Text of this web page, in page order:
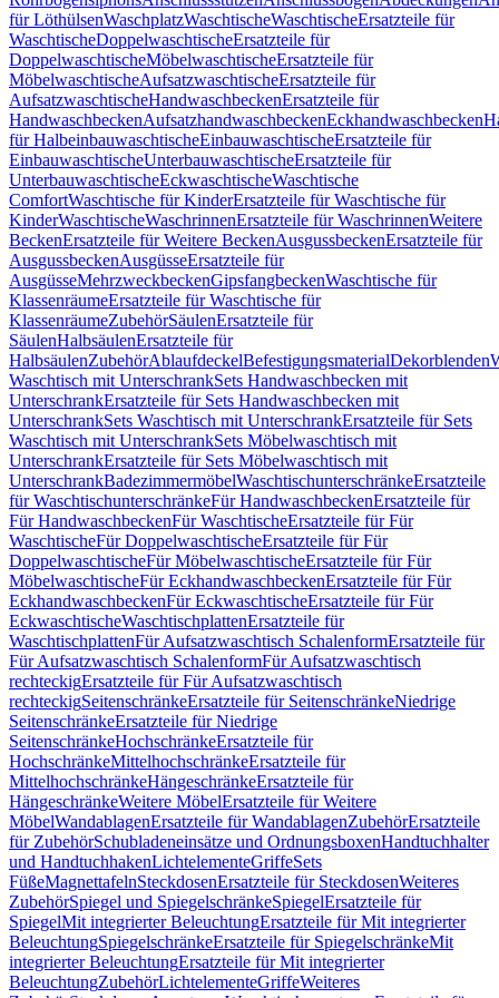
für LöthülsenWaschplatzWaschtischeWaschtischeErsatzteile für
WaschtischeDoppelwaschtischeErsatzteile für
DoppelwaschtischeMöbelwaschtischeErsatzteile für
MöbelwaschtischeAufsatzwaschtischeErsatzteile für
AufsatzwaschtischeHandwaschbeckenErsatzteile für
HandwaschbeckenAufsatzhandwaschbeckenEckhandwaschbecken
für HalbeinbauwaschtischeEinbauwaschtischeErsatzteile für
EinbauwaschtischeUnterbauwaschtischeErsatzteile für
UnterbauwaschtischeEckwaschtischeWaschtische
ComfortWaschtische für KinderErsatzteile für Waschtische für
KinderWaschtischeWaschrinnenErsatzteile für WaschrinnenWeitere
BeckenErsatzteile für Weitere BeckenAusgussbeckenErsatzteile für
AusgussbeckenAusgüsseErsatzteile für
AusgüsseMehrzweckbeckenGipsfangbeckenWaschtische für
KlassenräumeErsatzteile für Waschtische für
KlassenräumeZubehörSäulenErsatzteile für
SäulenHalbsäulenErsatzteile für
HalbsäulenZubehörAblaufdeckelBefestigungsmaterialDekorblenden
Waschtisch mit UnterschrankSets Handwaschbecken mit
UnterschrankErsatzteile für Sets Handwaschbecken mit
UnterschrankSets Waschtisch mit UnterschrankErsatzteile für Sets
Waschtisch mit UnterschrankSets Möbelwaschtisch mit
UnterschrankErsatzteile für Sets Möbelwaschtisch mit
UnterschrankBadezimmermöbelWaschtischunterschränkeErsatzteile
für WaschtischunterschränkeFür HandwaschbeckenErsatzteile für
Für HandwaschbeckenFür WaschtischeErsatzteile für Für
WaschtischeFür DoppelwaschtischeErsatzteile für Für
DoppelwaschtischeFür MöbelwaschtischeErsatzteile für Für
MöbelwaschtischeFür EckhandwaschbeckenErsatzteile für Für
EckhandwaschbeckenFür EckwaschtischeErsatzteile für Für
EckwaschtischeWaschtischplattenErsatzteile für
WaschtischplattenFür Aufsatzwaschtisch SchalenformErsatzteile für
Für Aufsatzwaschtisch SchalenformFür Aufsatzwaschtisch
rechteckigErsatzteile für Für Aufsatzwaschtisch
rechteckigSeitenschränkeErsatzteile für SeitenschränkeNiedrige
SeitenschränkeErsatzteile für Niedrige
SeitenschränkeHochschränkeErsatzteile für
HochschränkeMittelhochschränkeErsatzteile für
MittelhochschränkeHängeschränkeErsatzteile für
HängeschränkeWeitere MöbelErsatzteile für Weitere
MöbelWandablagenErsatzteile für WandablagenZubehörErsatzteile
für ZubehörSchubladeneinsätze und OrdnungsboxenHandtuchhalter
und HandtuchhakenLichtelementeGriffeSets
FüßeMagnettafelnSteckdosenErsatzteile für SteckdosenWeiteres
ZubehörSpiegel und SpiegelschränkeSpiegelErsatzteile für
SpiegelMit integrierter BeleuchtungErsatzteile für Mit integrierter
BeleuchtungSpiegelschränkeErsatzteile für SpiegelschränkeMit
integrierter BeleuchtungErsatzteile für Mit integrierter
BeleuchtungZubehörLichtelementeGriffeWeiteres